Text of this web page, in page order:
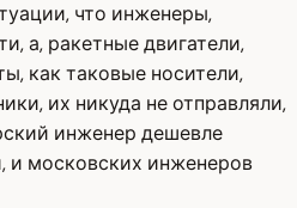
что инженеры,
а, ракетные двигатели,
как таковые носители,
их никуда не отправляли,
инженер дешевле
и московских инженеров